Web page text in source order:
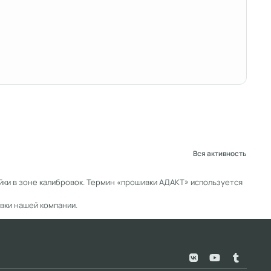
Вся активность
в зоне калибровок. Термин «прошивки АДАКТ» используется
нашей компании.
y